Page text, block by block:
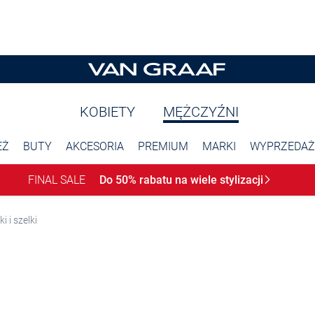
KOBIETY MĘŻCZYŹNI
BUTY AKCESORIA PREMIUM MARKI WYPRZEDAŻ
FINAL SALE Do 50% rabatu na wiele stylizacji
i szelki